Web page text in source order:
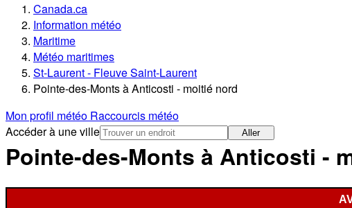
Canada.ca
Information météo
Maritime
Météo maritimes
St-Laurent - Fleuve Saint-Laurent
Pointe-des-Monts à Anticosti - moitié nord
Mon profil météo Raccourcis météo
Accéder à une ville
Aller
Pointe-des-Monts à Anticosti -